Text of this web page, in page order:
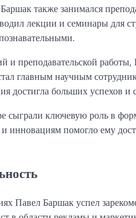
также занимался
лекции и семинары для
и преподавательской
главным научным
достигла больших успехов
сыграли ключевую роль в
инновациям помогло ему
Павел Баршак успел